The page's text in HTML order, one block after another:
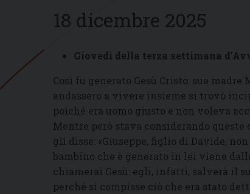
18 dicembre 2025
Giovedì della terza settimana
Così fu generato Gesù Cristo: sua madre
andassero a vivere insieme si trovò
poiché era uomo giusto e non voleva
Mentre però stava considerando queste
gli disse: «Giuseppe, figlio di Davide,
bambino che è generato in lei viene
chiamerai Gesù: egli, infatti, salverà il
perché si compisse ciò che era stato